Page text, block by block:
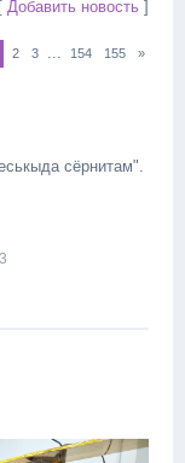
[ Добавить новость ]
2 3 ... 154 155 »
сёрнитам".